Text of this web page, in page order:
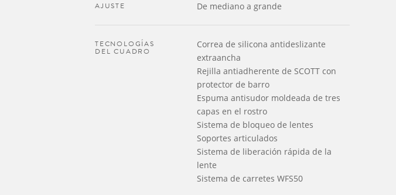
AJUSTE De mediano a grande
TECNOLOGÍAS
DEL CUADRO
Correa de silicona antideslizante
extraancha
Rejilla antiadherente de SCOTT con
protector de barro
Espuma antisudor moldeada de tres
capas en el rostro
Sistema de bloqueo de lentes
Soportes articulados
Sistema de liberación rápida de la
lente
Sistema de carretes WFS50